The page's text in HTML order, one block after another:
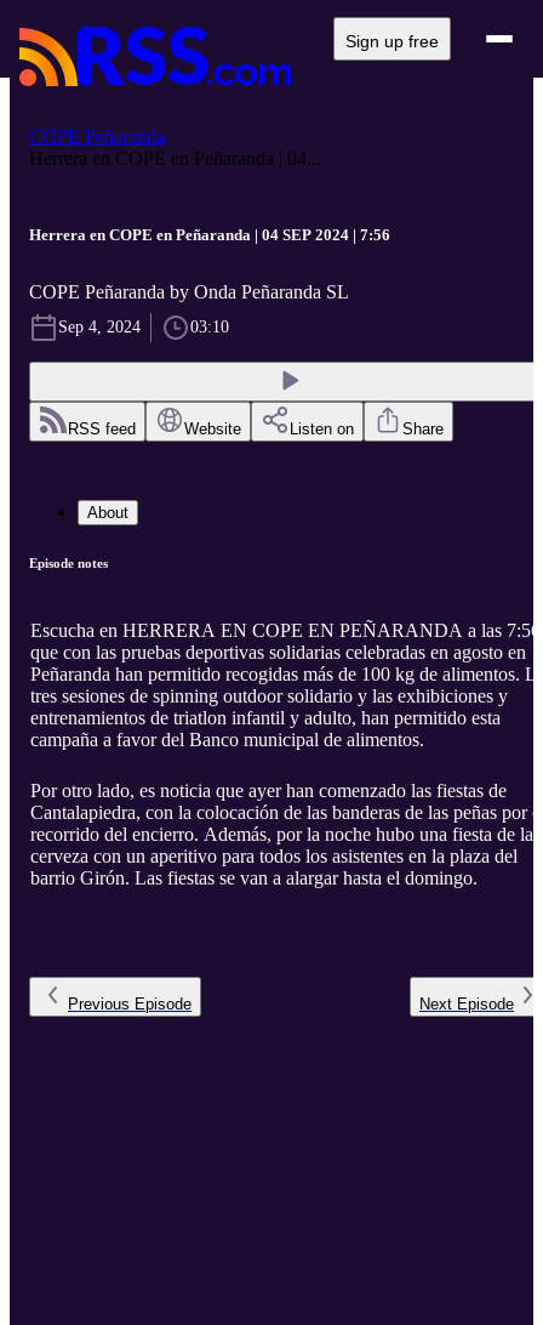
Sign up free
COPE Peñaranda
Herrera en COPE en Peñaranda | 04...
Herrera en COPE en Peñaranda | 04 SEP 2024 | 7:56
COPE Peñaranda by Onda Peñaranda SL
Sep 4, 2024 03:10
RSS feed Website Listen on Share
About
Episode notes
Escucha en HERRERA EN COPE EN PEÑARANDA a las 7:56
que con las pruebas deportivas solidarias celebradas en agosto en
Peñaranda han permitido recogidas más de 100 kg de alimentos.
tres sesiones de spinning outdoor solidario y las exhibiciones y
entrenamientos de triatlon infantil y adulto, han permitido esta
campaña a favor del Banco municipal de alimentos.
Por otro lado, es noticia que ayer han comenzado las fiestas de
Cantalapiedra, con la colocación de las banderas de las peñas por
recorrido del encierro. Además, por la noche hubo una fiesta de la
cerveza con un aperitivo para todos los asistentes en la plaza del
barrio Girón. Las fiestas se van a alargar hasta el domingo.
Previous Episode Next Episode